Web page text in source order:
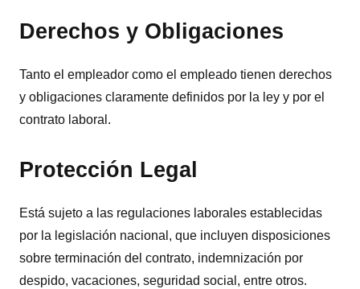
Derechos y Obligaciones
Tanto el empleador como el empleado tienen derechos
y obligaciones claramente definidos por la ley y por el
contrato laboral.
Protección Legal
Está sujeto a las regulaciones laborales establecidas
por la legislación nacional, que incluyen disposiciones
sobre terminación del contrato, indemnización por
despido, vacaciones, seguridad social, entre otros.